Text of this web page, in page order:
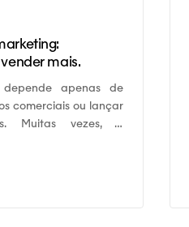
mais.
apenas de
comerciais ou lançar
Muitas vezes, o
as ações de
nos canais de